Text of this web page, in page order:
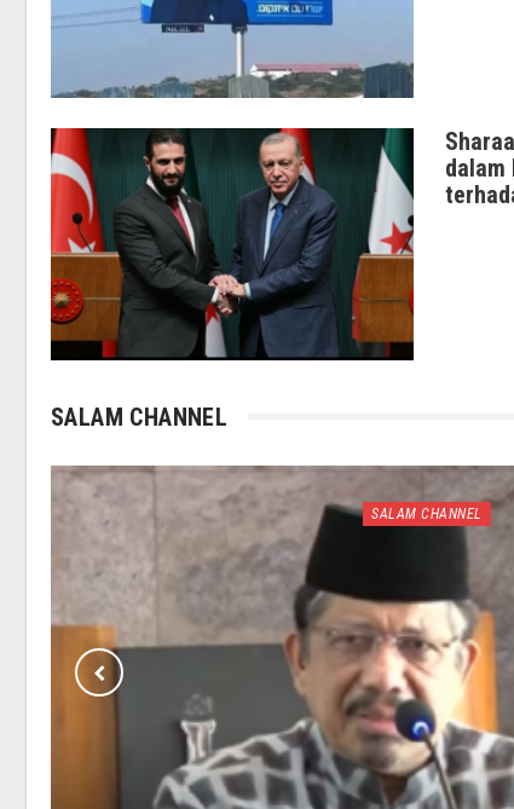
dalam
SALAM CHANNEL
SALAM CHANNEL